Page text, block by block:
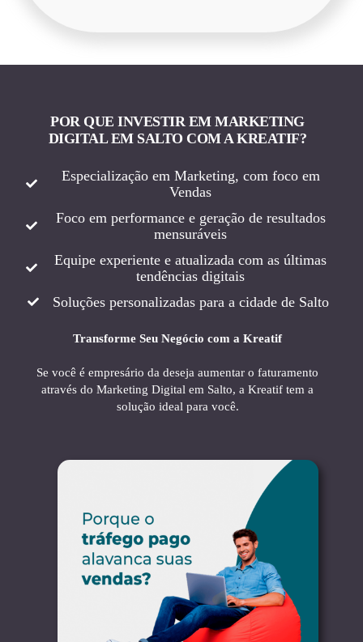
POR QUE INVESTIR EM MARKETING
DIGITAL EM SALTO COM A KREATIF?
Especialização em Marketing, com foco em
Vendas
Foco em performance e geração de resultados
mensuráveis
Equipe experiente e atualizada com as últimas
tendências digitais
Soluções personalizadas para a cidade de Salto
Transforme Seu Negócio com a Kreatif
Se você é empresário da deseja aumentar o faturamento
através do Marketing Digital em Salto, a Kreatif tem a
solução ideal para você.